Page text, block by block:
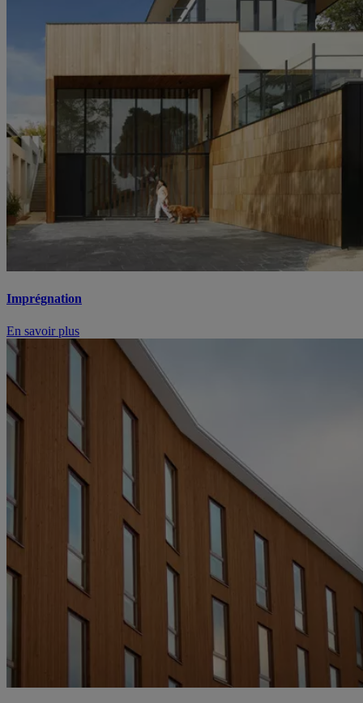
Imprégnation
En savoir plus